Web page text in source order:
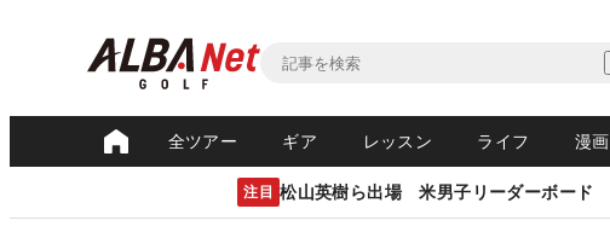
全ツアー ギア レッスン ライフ 漫画
注目 松山英樹ら出場 米男子リーダーボード